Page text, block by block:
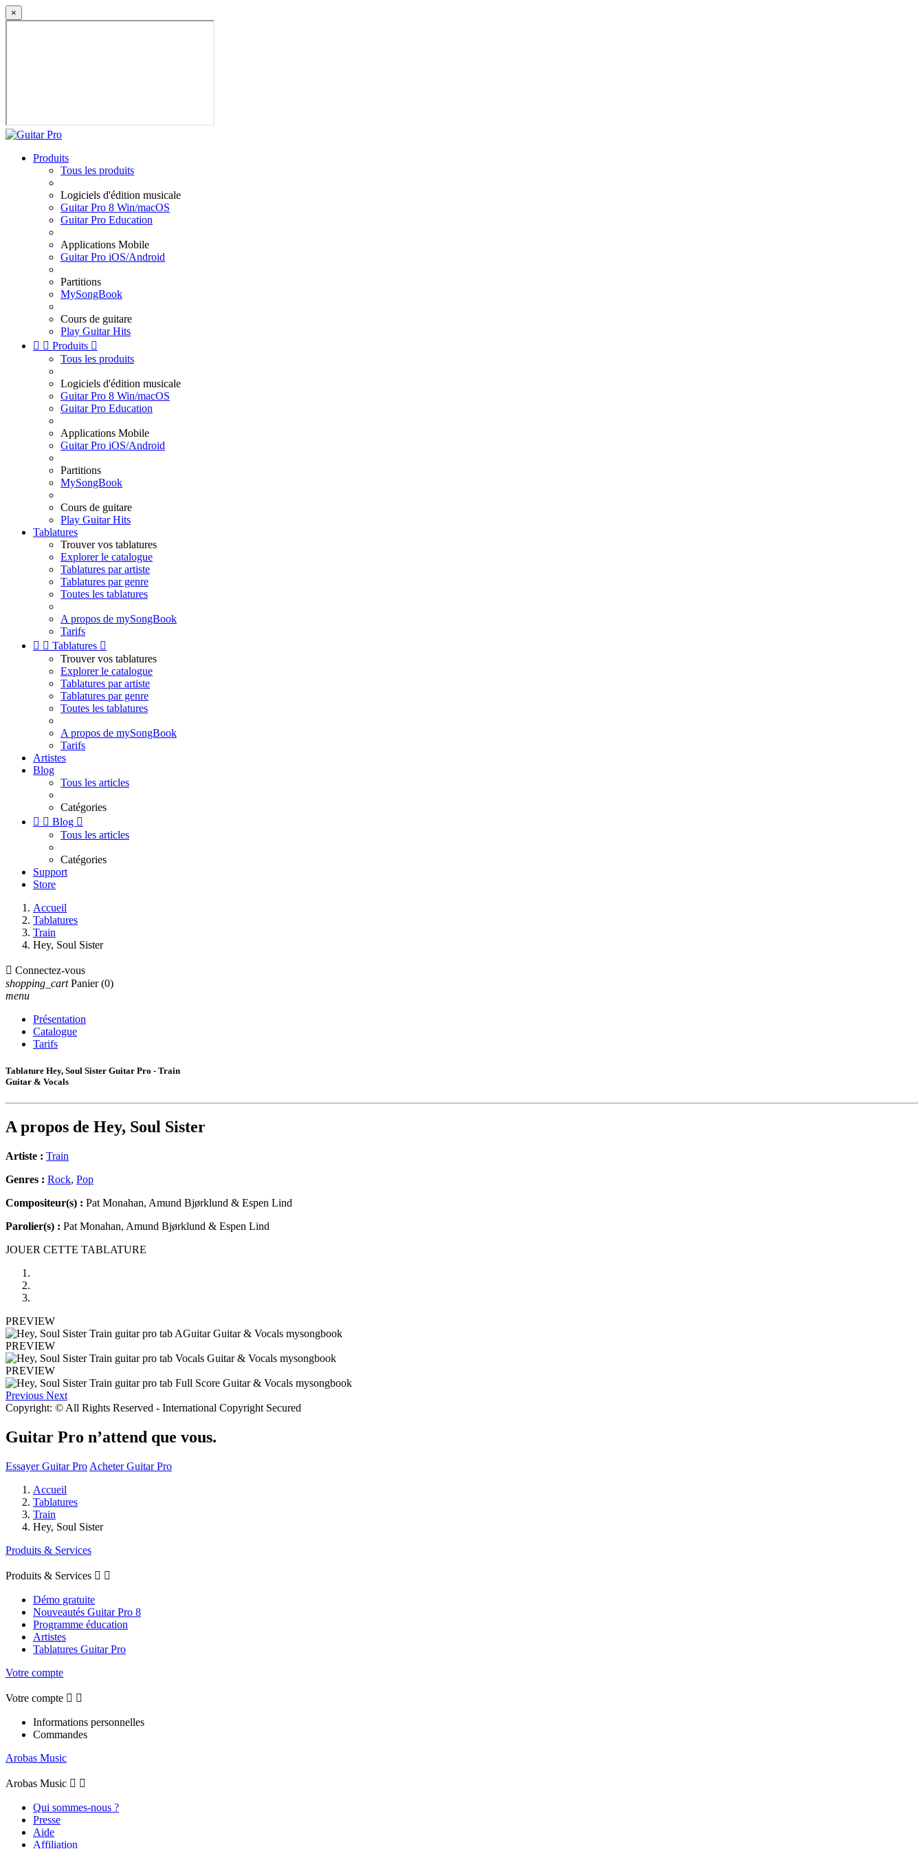
×
Produits
Tous les produits
Logiciels d'édition musicale
Guitar Pro 8 Win/macOS
Guitar Pro Education
Applications Mobile
Guitar Pro iOS/Android
Partitions
MySongBook
Cours de guitare
Play Guitar Hits
  Produits 
Tous les produits
Logiciels d'édition musicale
Guitar Pro 8 Win/macOS
Guitar Pro Education
Applications Mobile
Guitar Pro iOS/Android
Partitions
MySongBook
Cours de guitare
Play Guitar Hits
Tablatures
Trouver vos tablatures
Explorer le catalogue
Tablatures par artiste
Tablatures par genre
Toutes les tablatures
A propos de mySongBook
Tarifs
  Tablatures 
Trouver vos tablatures
Explorer le catalogue
Tablatures par artiste
Tablatures par genre
Toutes les tablatures
A propos de mySongBook
Tarifs
Artistes
Blog
Tous les articles
Catégories
  Blog 
Tous les articles
Catégories
Support
Store
Accueil
Tablatures
Train
Hey, Soul Sister
 Connectez-vous
shopping_cart Panier (0)
menu
Présentation
Catalogue
Tarifs
Tablature Hey, Soul Sister Guitar Pro - Train
Guitar & Vocals
A propos de Hey, Soul Sister
Artiste : Train
Genres : Rock, Pop
Compositeur(s) : Pat Monahan, Amund Bjørklund & Espen Lind
Parolier(s) : Pat Monahan, Amund Bjørklund & Espen Lind
JOUER CETTE TABLATURE
PREVIEW
PREVIEW
PREVIEW
Previous Next
Copyright: © All Rights Reserved - International Copyright Secured
Guitar Pro n’attend que vous.
Essayer Guitar Pro Acheter Guitar Pro
Accueil
Tablatures
Train
Hey, Soul Sister
Produits & Services
Produits & Services  
Démo gratuite
Nouveautés Guitar Pro 8
Programme éducation
Artistes
Tablatures Guitar Pro
Votre compte
Votre compte  
Informations personnelles
Commandes
Arobas Music
Arobas Music  
Qui sommes-nous ?
Presse
Aide
Affiliation